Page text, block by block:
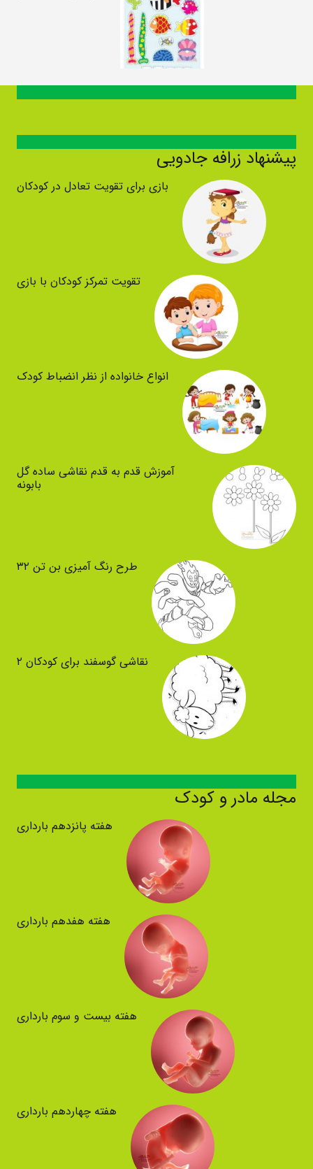
پیشنهاد زرافه جادویی
بازی برای تقویت تعادل در کودکان
تقویت تمرکز کودکان با بازی
انواع خانواده از نظر انضباط کودک
آموزش قدم به قدم نقاشی ساده گل
بابونه
طرح رنگ آمیزی بن تن ۳۲
نقاشی گوسفند برای کودکان ۲
مجله مادر و کودک
هفته پانزدهم بارداری
هفته هفدهم بارداری
هفته بیست و سوم بارداری
هفته چهاردهم بارداری